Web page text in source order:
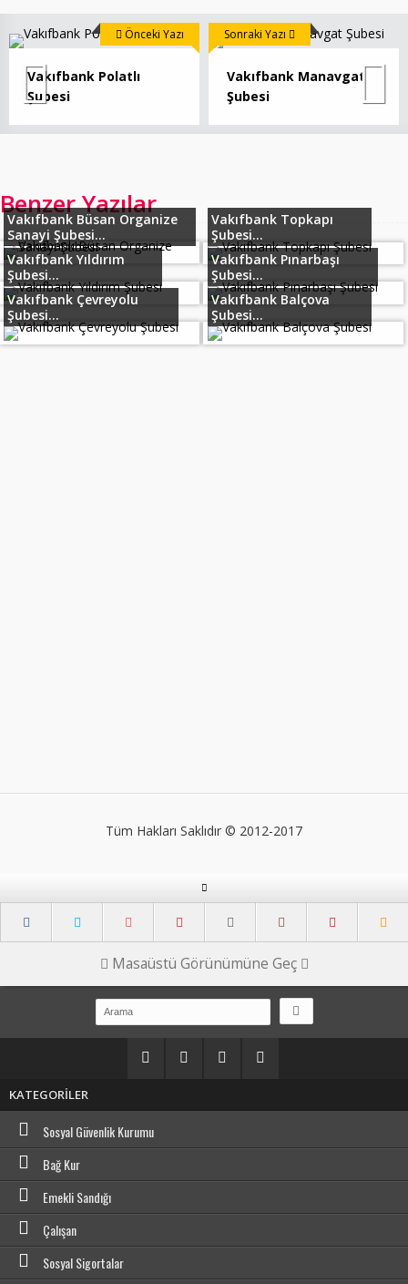
Vakıfbank Polatlı
Şubesi
Önceki Yazı
Vakıfbank Manavgat
Şubesi
Sonraki Yazı
Benzer Yazılar
Vakıfbank Büsan Organize
Sanayi Şubesi...
Vakıfbank Topkapı
Şubesi...
Vakıfbank Yıldırım
Şubesi...
Vakıfbank Pınarbaşı
Şubesi...
Vakıfbank Çevreyolu
Şubesi...
Vakıfbank Balçova
Şubesi...
Tüm Hakları Saklıdır © 2012-2017
Masaüstü Görünümüne Geç
KATEGORİLER
Sosyal Güvenlik Kurumu
Bağ Kur
Emekli Sandığı
Çalışan
Sosyal Sigortalar